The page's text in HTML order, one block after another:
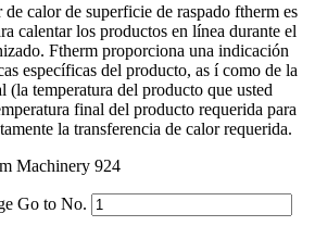
calor de superficie de raspado ftherm es
calentar los productos en línea durante el
Ftherm proporciona una indicación
específicas del producto, as í como de la
(la temperatura del producto que usted
final del producto requerida para
la transferencia de calor requerida.
Machinery 924
Go to No.